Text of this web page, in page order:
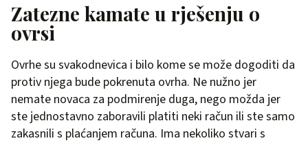
Zatezne kamate u rješenju o
ovrsi
Ovrhe su svakodnevica i bilo kome se može dogoditi da
protiv njega bude pokrenuta ovrha. Ne nužno jer
nemate novaca za podmirenje duga, nego možda jer
ste jednostavno zaboravili platiti neki račun ili ste samo
zakasnili s plaćanjem računa. Ima nekoliko stvari s